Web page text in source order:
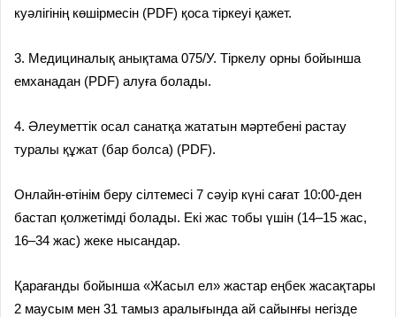
куәлігінің көшірмесін (PDF) қоса тіркеуі қажет.
3. Медициналық анықтама 075/У. Тіркелу орны бойынша
емханадан (PDF) алуға болады.
4. Әлеуметтік осал санатқа жататын мәртебені растау
туралы құжат (бар болса) (PDF).
Онлайн-өтінім беру сілтемесі 7 сәуір күні сағат 10:00-ден
бастап қолжетімді болады. Екі жас тобы үшін (14–15 жас,
16–34 жас) жеке нысандар.
Қарағанды бойынша «Жасыл ел» жастар еңбек жасақтары
2 маусым мен 31 тамыз аралығында ай сайынғы негізде